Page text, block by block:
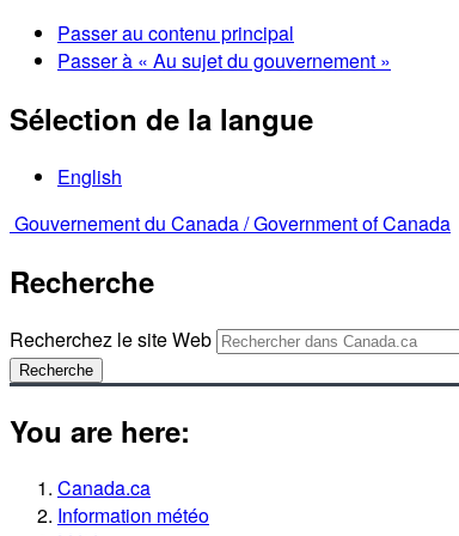
Passer au contenu principal
Passer à « Au sujet du gouvernement »
Sélection de la langue
English
Gouvernement du Canada /Government of Canada
Recherche
Recherchez le site Web
Recherche
You are here:
Canada.ca
Information météo